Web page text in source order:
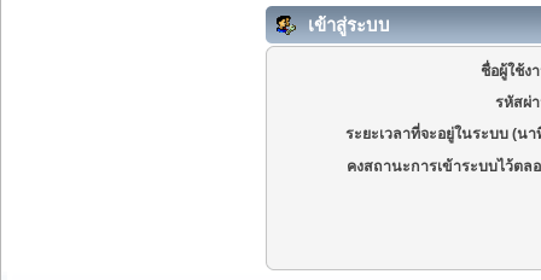
เข้าสู่ระบบ
ชื่อผู้ใช้ง
รหัสผ่
ระยะเวลาที่จะอยู่ในระบบ (นา
คงสถานะการเข้าระบบไว้ตล